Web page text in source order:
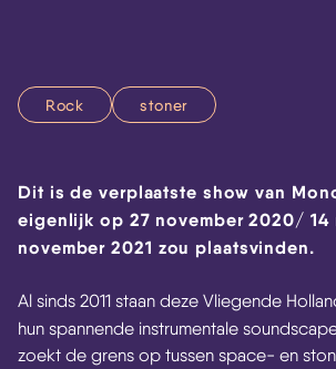
Rock stoner
Dit is de verplaatste show van
eigenlijk op 27 november 2020/ 14
november 2021 zou plaatsvinden.
Al sinds 2011 staan deze Vliegende
hun spannende instrumentale
zoekt de grens op tussen space- en